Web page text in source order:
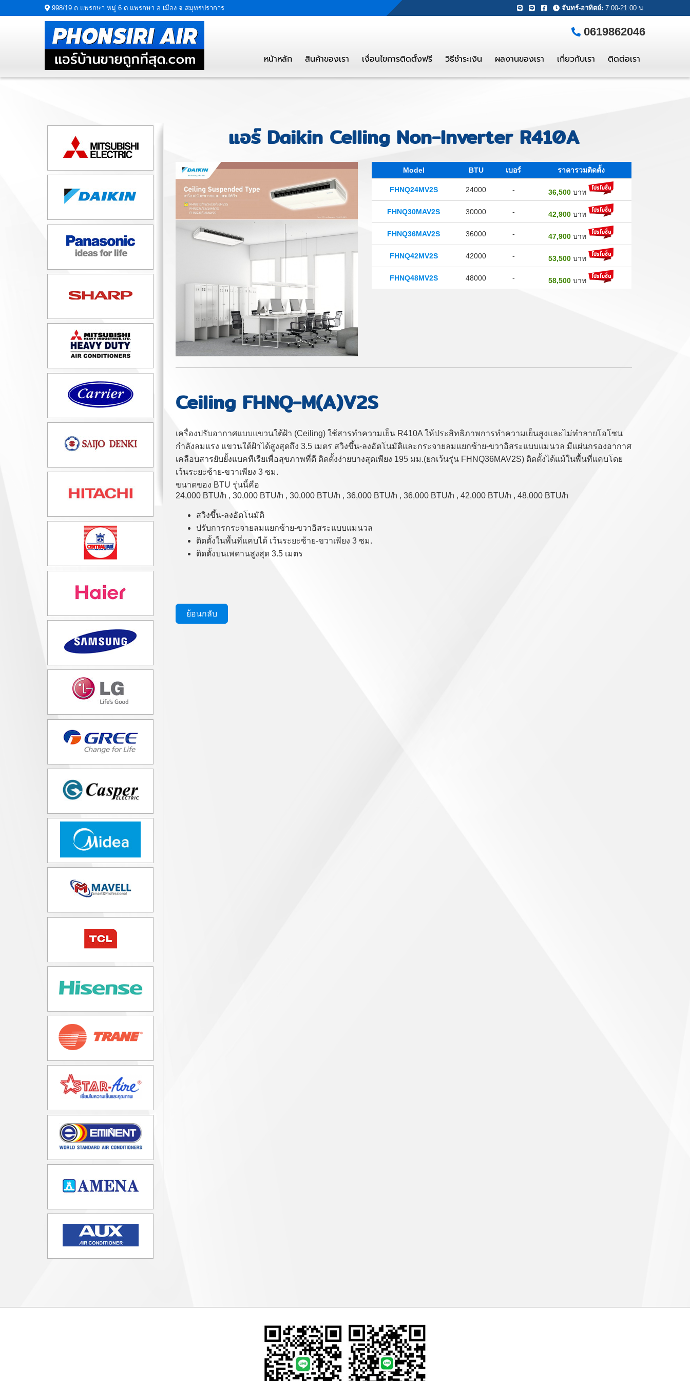
998/19 ถ.แพรกษา หมู่ 6 ต.แพรกษา อ.เมือง จ.สมุทรปราการ จันทร์-อาทิตย์: 7:00-21:00 น.
0619862046
หน้าหลัก สินค้าของเรา เงื่อนไขการติดตั้งฟรี วิธีชำระเงิน ผลงานของเรา เกี่ยวกับเรา ติดต่อเรา
แอร์ Daikin Celling Non-Inverter R410A
Model BTU เบอร์ ราคารวมติดตั้ง
FHNQ24MV2S 24000 - 36,500 บาท
FHNQ30MAV2S 30000 - 42,900 บาท
FHNQ36MAV2S 36000 - 47,900 บาท
FHNQ42MV2S 42000 - 53,500 บาท
FHNQ48MV2S 48000 - 58,500 บาท
Ceiling FHNQ-M(A)V2S
เครื่องปรับอากาศแบบแขวนใต้ฝ้า (Ceiling) ใช้สารทำความเย็น R410A ให้ประสิทธิภาพการทำความเย็นสูงและไม่ทำลายโอโซน
กำลังลมแรง แขวนใต้ฝ้าได้สูงสุดถึง 3.5 เมตร สวิงขึ้น-ลงอัตโนมัติและกระจายลมแยกซ้าย-ขวาอิสระแบบแมนวล มีแผ่นกรองอากาศ
เคลือบสารยับยั้งแบคทีเรียเพื่อสุขภาพที่ดี ติดตั้งง่ายบางสุดเพียง 195 มม.(ยกเว้นรุ่น FHNQ36MAV2S) ติดตั้งได้แม้ในพื้นที่แคบโดย
เว้นระยะซ้าย-ขวาเพียง 3 ซม.
ขนาดของ BTU รุ่นนี้คือ
24,000 BTU/h , 30,000 BTU/h , 30,000 BTU/h , 36,000 BTU/h , 36,000 BTU/h , 42,000 BTU/h , 48,000 BTU/h
สวิงขึ้น-ลงอัตโนมัติ
ปรับการกระจายลมแยกซ้าย-ขวาอิสระแบบแมนวล
ติดตั้งในพื้นที่แคบได้ เว้นระยะซ้าย-ขวาเพียง 3 ซม.
ติดตั้งบนเพดานสูงสุด 3.5 เมตร
ย้อนกลับ